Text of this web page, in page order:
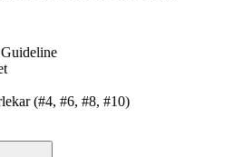
(#4, #6, #8, #10)